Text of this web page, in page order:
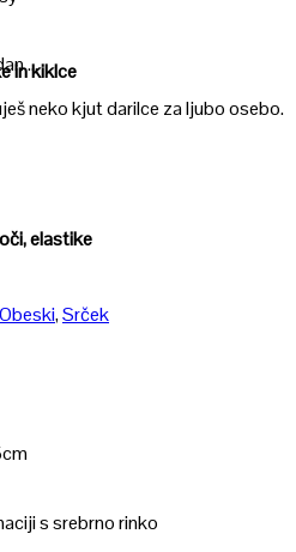
in kiklce
elastike
…
neko kjut darilce za ljubo osebo.
Obeski,Srček
s srebrno rinko